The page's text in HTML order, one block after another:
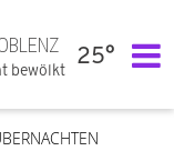
bewölkt
25°